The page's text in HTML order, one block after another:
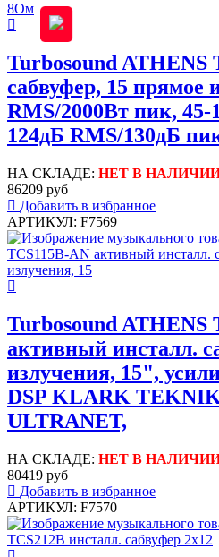
Turbosound ATHENS
сабвуфер, 15 прямое
RMS/2000Вт пик, 45-
124дБ RMS/130дБ
НА СКЛАДЕ: НЕТ В
86209 руб
Добавить в избранное
АРТИКУЛ: F7569
Turbosound ATHENS
активный инсталл.
излучения, 15",
DSP KLARK
ULTRANET,
НА СКЛАДЕ: НЕТ В
80419 руб
Добавить в избранное
АРТИКУЛ: F7570